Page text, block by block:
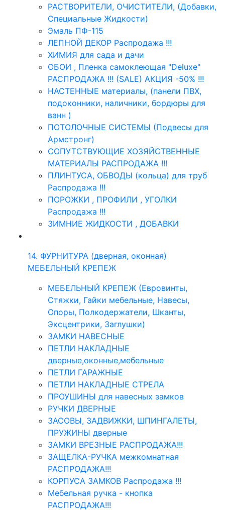
РАСТВОРИТЕЛИ, ОЧИСТИТЕЛИ, (Добавки,
Специальные Жидкости)
Эмаль ПФ-115
ЛЕПНОЙ ДЕКОР Распродажа !!!
ХИМИЯ для сада и дачи
ОБОИ , Пленка самоклеющая "Deluxe"
РАСПРОДАЖА !!! (SALE) АКЦИЯ -50% !!!
НАСТЕННЫЕ материалы, (панели ПВХ,
подоконники, наличники, бордюры для
ванн )
ПОТОЛОЧНЫЕ СИСТЕМЫ (Подвесы для
Армстронг)
СОПУТСТВУЮЩИЕ ХОЗЯЙСТВЕННЫЕ
МАТЕРИАЛЫ РАСПРОДАЖА !!!
ПЛИНТУСА, ОБВОДЫ (кольца) для труб
Распродажа !!!
ПОРОЖКИ , ПРОФИЛИ , УГОЛКИ
Распродажа !!!
ЗИМНИЕ ЖИДКОСТИ , ДОБАВКИ
14. ФУРНИТУРА (дверная, оконная)
МЕБЕЛЬНЫЙ КРЕПЕЖ
МЕБЕЛЬНЫЙ КРЕПЕЖ (Евровинты,
Стяжки, Гайки мебельные, Навесы,
Опоры, Полкодержатели, Шканты,
Эксцентрики, Заглушки)
ЗАМКИ НАВЕСНЫЕ
ПЕТЛИ НАКЛАДНЫЕ
дверные,оконные,мебельные
ПЕТЛИ ГАРАЖНЫЕ
ПЕТЛИ НАКЛАДНЫЕ СТРЕЛА
ПРОУШИНЫ для навесных замков
РУЧКИ ДВЕРНЫЕ
ЗАСОВЫ, ЗАДВИЖКИ, ШПИНГАЛЕТЫ,
ПРУЖИНЫ дверные
ЗАМКИ ВРЕЗНЫЕ РАСПРОДАЖА!!!
ЗАЩЕЛКА-РУЧКА межкомнатная
РАСПРОДАЖА!!!
КОРПУСА ЗАМКОВ Распродажа !!!
Мебельная ручка - кнопка
РАСПРОДАЖА!!!